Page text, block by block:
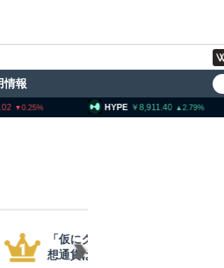
情報
8,911.40 2.79
スペースX上場後初決算、売上高ほ
ぼ倍増 1900億円相当ビットコイ